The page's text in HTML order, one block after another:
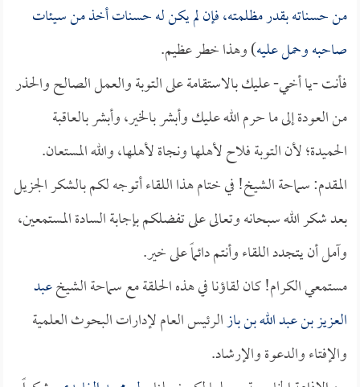
من حسناته بقدر مظلمته، فإن لم يكن له حسنات أخذ من سيئات
صاحبه وحمل عليه) وهذا خطر عظيم.
فأنت -يا أخي- عليك بالاستقامة على التوبة والعمل الصالح والحذر
من العودة إلى ما حرم الله عليك وأبشر بالخير، وأبشر بالعاقبة
الحميدة؛ لأن التوبة فلاح لأهلها ونجاة لأهلها، والله المستعان.
المقدم: سماحة الشيخ! في ختام هذا اللقاء أتوجه لكم بالشكر الجزيل
بعد شكر الله سبحانه وتعالى على تفضلكم بإجابة السادة المستمعين،
وآمل أن يتجدد اللقاء وأنتم دائماً على خير.
مستمعي الكرام! كان لقاؤنا في هذه الحلقة مع سماحة الشيخعبد
العزيز بن عبد الله بن بازالرئيس العام لإدارات البحوث العلمية
والإفتاء والدعوة والإرشاد.